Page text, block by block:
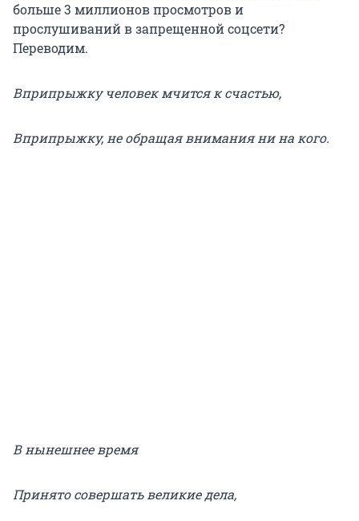
больше 3 миллионов просмотров и
прослушиваний в запрещенной соцсети?
Переводим.
Вприпрыжку человек мчится к счастью,
Вприпрыжку, не обращая внимания ни на кого.
В нынешнее время
Принято совершать великие дела,